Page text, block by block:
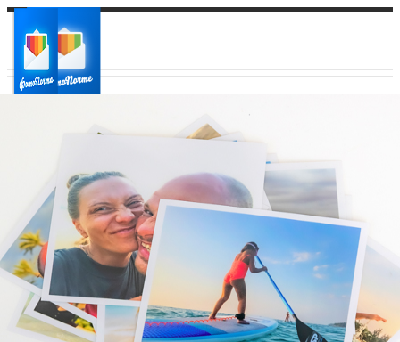
Ваш регион доставки
Выберите из списка: